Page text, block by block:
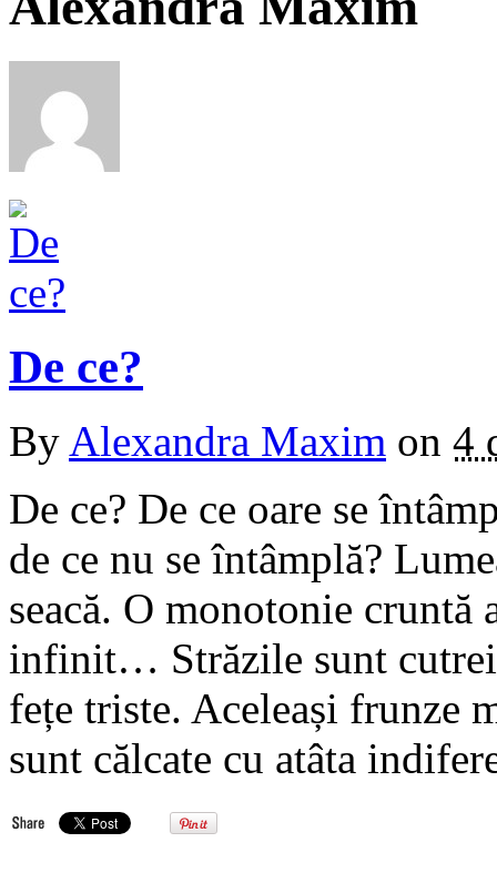
De ce?
By Alexandra Maxim on 4
De ce? De ce oare se
de ce nu se întâmplă?
seacă. O monotonie cruntă
infinit… Străzile sunt
fețe triste. Aceleași frunze
sunt călcate cu atâta